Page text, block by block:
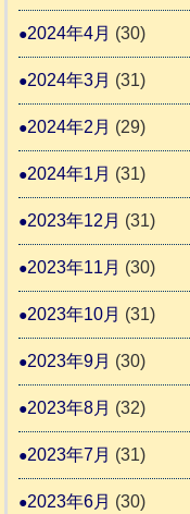
2024年4月 (30)
2024年3月 (31)
2024年2月 (29)
2024年1月 (31)
2023年12月 (31)
2023年11月 (30)
2023年10月 (31)
2023年9月 (30)
2023年8月 (32)
2023年7月 (31)
2023年6月 (30)